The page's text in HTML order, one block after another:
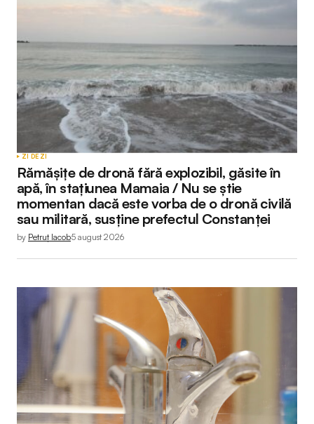
ZI DE ZI
Rămășițe de dronă fără explozibil, găsite în
apă, în stațiunea Mamaia / Nu se știe
momentan dacă este vorba de o dronă civilă
sau militară, susține prefectul Constanței
by Petruț Iacob5 august 2026